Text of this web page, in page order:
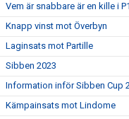
Vem är snabbare är en kille i
Knapp vinst mot Överbyn
Laginsats mot Partille
Sibben 2023
Information inför Sibben Cup
Kämpainsats mot Lindome